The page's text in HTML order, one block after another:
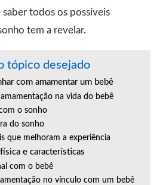
todos os possíveis
tem a revelar.
tópico desejado
com amamentar um bebê
na vida do bebê
o sonho
do sonho
que melhoram a experiência
e características
com o bebê
no vínculo com um bebê